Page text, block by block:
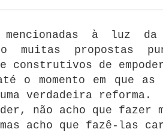
mencionadas à luz
muitas propostas
construtivos de
o momento em que
verdadeira reforma.
não acho que fazer
acho que fazê-las